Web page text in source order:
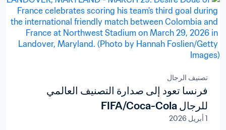
تصنيف الرجال
فرنسا تعود إلى صدارة التصنيف العالمي
للرجال FIFA/Coca-Cola
1 أبريل 2026